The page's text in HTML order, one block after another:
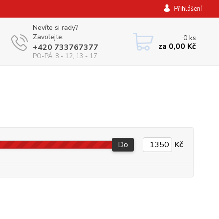
Přihlášení
Nevíte si rady?
Zavolejte.
+420 733767377
PO-PÁ: 8 - 12, 13 - 17
0 ks
za 0,00 Kč
Do Kč